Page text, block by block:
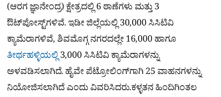
(ಆರಗ ಜ್ಞಾನೇಂದ್ರ) ಕ್ಷೇತ್ರದಲ್ಲಿ 6 ಠಾಣೆಗಳು ಮತ್ತು 3
ಔಟ್‌ಪೋಸ್ಟ್‌ಗಳಿವೆ. ಇಡೀ ಜಿಲ್ಲೆಯಲ್ಲಿ 30,000 ಸಿಸಿಟಿವಿ
ಕ್ಯಾಮೆರಾಗಳಿವೆ, ಶಿವಮೊಗ್ಗ ನಗರದಲ್ಲೇ 16,000 ಹಾಗೂ
ತೀರ್ಥಹಳ್ಳಿಯಲ್ಲಿ3,000 ಸಿಸಿಟಿವಿ ಕ್ಯಾಮೆರಾಗಳನ್ನು
ಅಳವಡಿಸಲಾಗಿದೆ. ಹೈವೇ ಪೆಟ್ರೋಲಿಂಗ್‌ಗಾಗಿ 25 ವಾಹನಗಳನ್ನು
ನಿಯೋಜಿಸಲಾಗಿದೆ ಎಂದು ವಿವರಿಸಿದರು.ಕಳ್ಳತನ ಹಿಂದಿಗಿಂತಲ